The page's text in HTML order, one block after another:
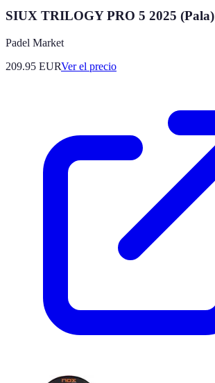
SIUX TRILOGY PRO 5 2025 (Pala)
Padel Market
209.95 EURVer el precio